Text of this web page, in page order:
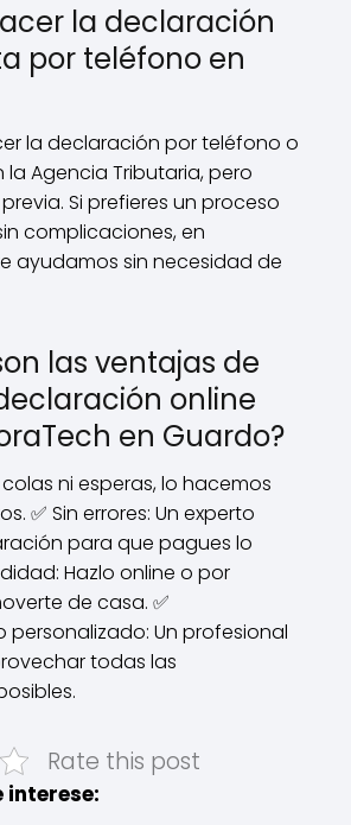
la declaración
por teléfono en
la declaración por teléfono o
Agencia Tributaria, pero
Si prefieres un proceso
complicaciones, en
ayudamos sin necesidad de
las ventajas de
online
en Guardo?
colas ni esperas, lo hacemos
✅ Sin errores: Un experto
para que pagues lo
Hazlo online o por
de casa. ✅
personalizado: Un profesional
todas las
Rate this post
interese: